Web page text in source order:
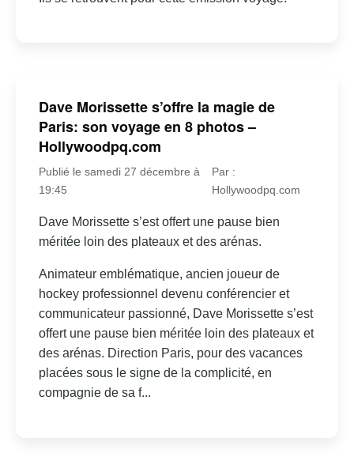
Dave Morissette s’offre la magie de
Paris: son voyage en 8 photos –
Hollywoodpq.com
Publié le samedi 27 décembre à
19:45
Par :
Hollywoodpq.com
Dave Morissette s’est offert une pause bien
méritée loin des plateaux et des arénas.
Animateur emblématique, ancien joueur de
hockey professionnel devenu conférencier et
communicateur passionné, Dave Morissette s’est
offert une pause bien méritée loin des plateaux et
des arénas. Direction Paris, pour des vacances
placées sous le signe de la complicité, en
compagnie de sa f...